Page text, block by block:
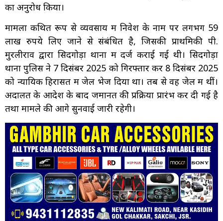
का अनुरोध किया।
मामला कथित रूप से व्यवसाय में निवेश के नाम पर लगभग 59
लाख रुपये लिए जाने से संबंधित है, जिसकी प्राथमिकी पी.
मुरलीराव द्वारा सिदगोड़ा थाना में दर्ज कराई गई थी। सिदगोड़ा
थाना पुलिस ने 7 दिसंबर 2025 को गिरफ्तार कर 8 दिसंबर 2025
को न्यायिक हिरासत में जेल भेज दिया था। तब से वह जेल में थीं।
अदालत के आदेश के बाद जमानत की प्रक्रिया प्रारंभ कर दी गई है
तथा मामले की आगे सुनवाई जारी रहेगी।